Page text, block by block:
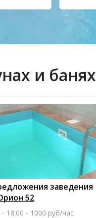
и банях
заведения
52
- 18:00 - 1000 руб/час